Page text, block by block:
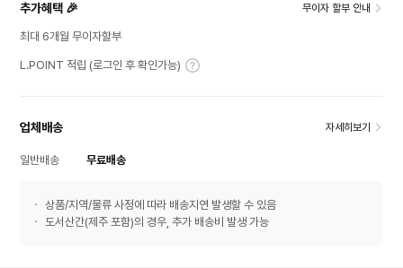
추가혜택 🎉 무이자 할부 안내
최대 6개월 무이자할부
L.POINT 적립 (로그인 후 확인가능)
업체배송 자세히보기
일반배송 무료배송
상품/지역/물류 사정에 따라 배송지연 발생할 수 있음
도서산간(제주 포함)의 경우, 추가 배송비 발생 가능